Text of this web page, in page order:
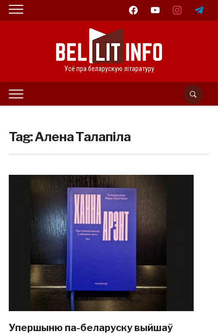
facebookyoutube instagramtelegram
Усё пра беларускую літаратуру
Tag:Алена Талапіла
Упершыню па-беларуску выйшаў